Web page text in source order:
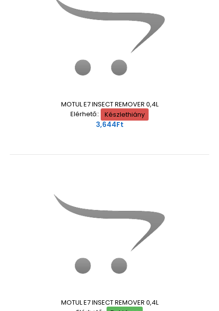
MOTUL E7 INSECT REMOVER 0,4L
Elérhető::
Készlethiány
3,644Ft
MOTUL E7 INSECT REMOVER 0,4L